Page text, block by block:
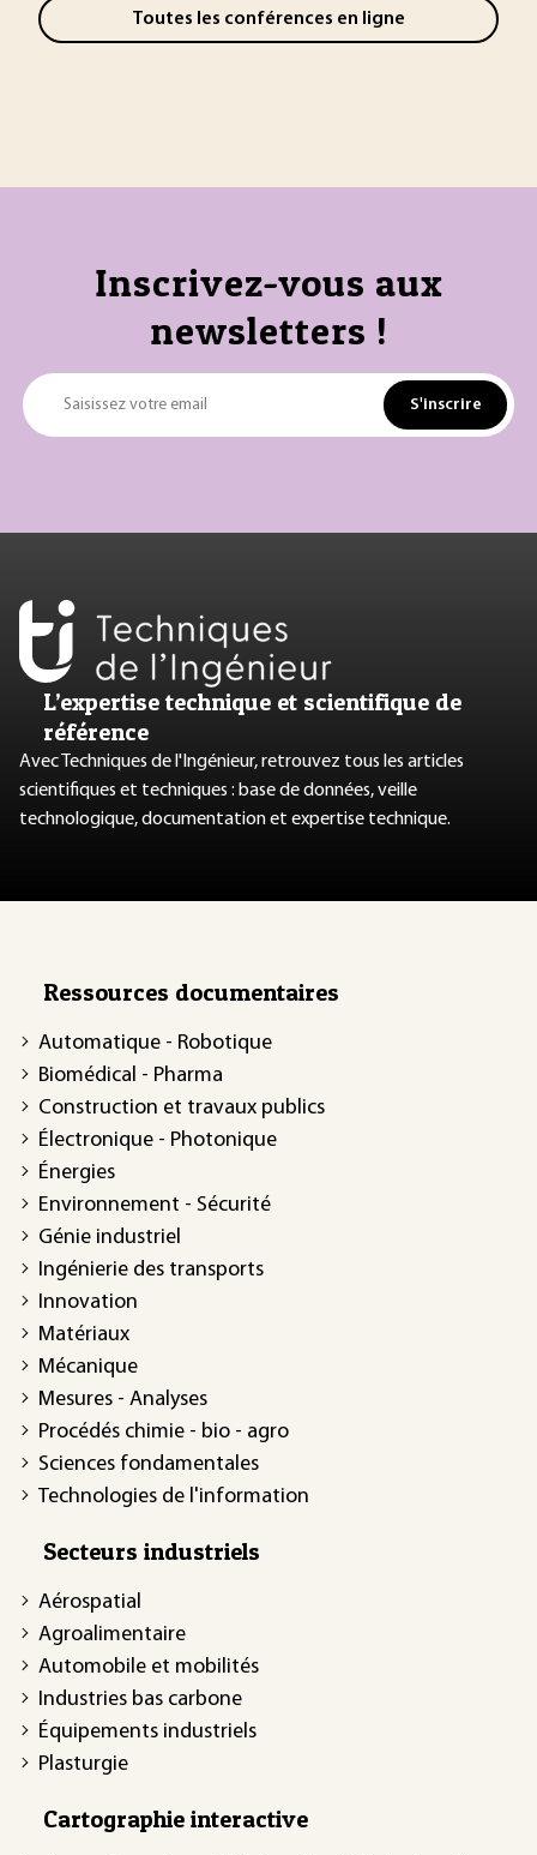
Toutes les conférences en ligne
Inscrivez-vous aux
newsletters !
Saisissez votre email S'inscrire
L’expertise technique et scientifique de
référence
Avec Techniques de l'Ingénieur, retrouvez tous les articles
scientifiques et techniques : base de données, veille
technologique, documentation et expertise technique.
Ressources documentaires
Automatique - Robotique
Biomédical - Pharma
Construction et travaux publics
Électronique - Photonique
Énergies
Environnement - Sécurité
Génie industriel
Ingénierie des transports
Innovation
Matériaux
Mécanique
Mesures - Analyses
Procédés chimie - bio - agro
Sciences fondamentales
Technologies de l'information
Secteurs industriels
Aérospatial
Agroalimentaire
Automobile et mobilités
Industries bas carbone
Équipements industriels
Plasturgie
Cartographie interactive